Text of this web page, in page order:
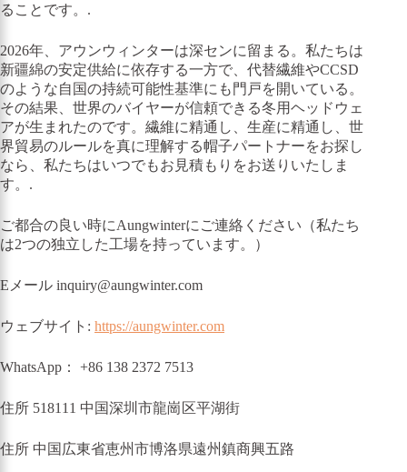
ることです。.
2026年、アウンウィンターは深センに留まる。私たちは
新疆綿の安定供給に依存する一方で、代替繊維やCCSD
のような自国の持続可能性基準にも門戸を開いている。
その結果、世界のバイヤーが信頼できる冬用ヘッドウェ
アが生まれたのです。繊維に精通し、生産に精通し、世
界貿易のルールを真に理解する帽子パートナーをお探し
なら、私たちはいつでもお見積もりをお送りいたしま
す。.
ご都合の良い時にAungwinterにご連絡ください（私たち
は2つの独立した工場を持っています。）
Eメール inquiry@aungwinter.com
ウェブサイト: https://aungwinter.com
WhatsApp： +86 138 2372 7513
住所 518111 中国深圳市龍崗区平湖街
住所 中国広東省恵州市博洛県遠州鎮商興五路